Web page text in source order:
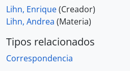
Lihn, Enrique(Creador)
Lihn, Andrea (Materia)
Tipos relacionados
Correspondencia